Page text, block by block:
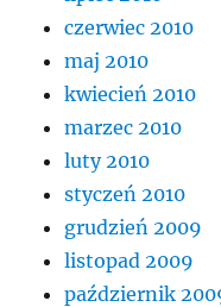
czerwiec 2010
maj 2010
kwiecień 2010
marzec 2010
luty 2010
styczeń 2010
grudzień 2009
listopad 2009
październik